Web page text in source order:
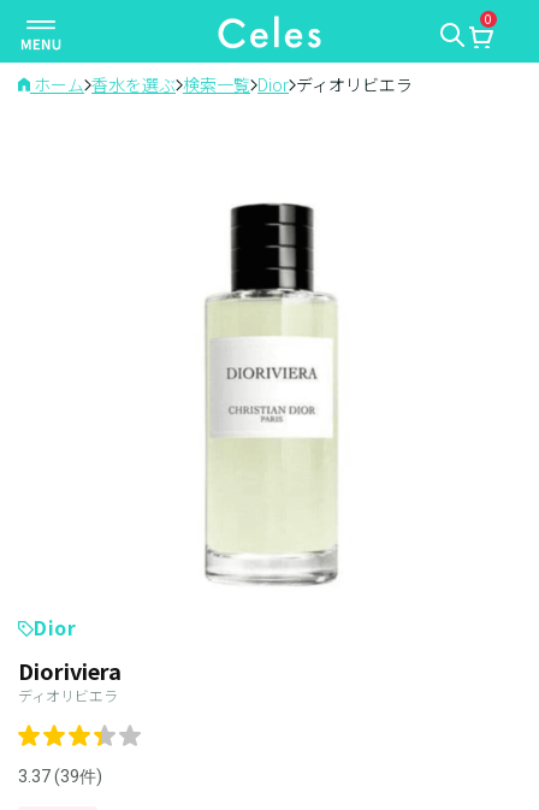
ナ
ビ
ゲ
0
ホーム 香水を選ぶ 検索一覧 Dior ディオリビエラ
Dior
Dioriviera
ディオリビエラ
3.37 (39件)